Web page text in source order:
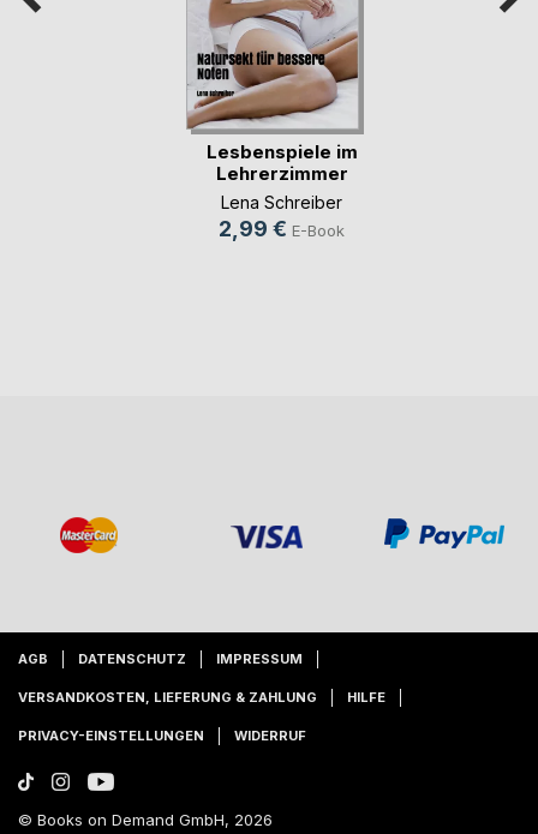
Lesbenspiele im
Lehrerzimmer
Lena Schreiber
2,99 € E-Book
AGB DATENSCHUTZ IMPRESSUM
VERSANDKOSTEN, LIEFERUNG & ZAHLUNG HILFE
PRIVACY-EINSTELLUNGEN WIDERRUF
© Books on Demand GmbH, 2026